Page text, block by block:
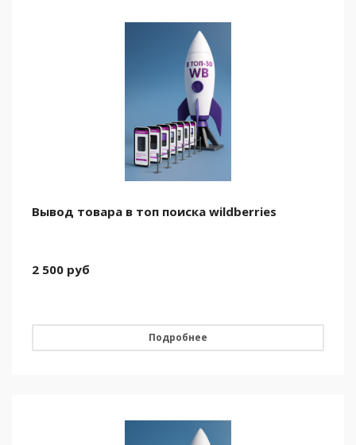
Вывод товара в топ поиска wildberries
2 500 руб
Подробнее